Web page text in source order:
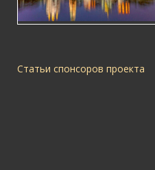
Статьи спонсоров проекта